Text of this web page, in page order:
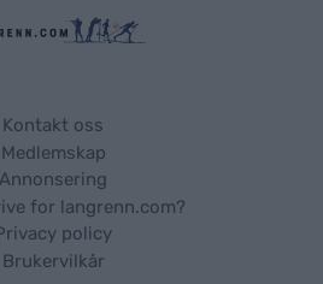
Kontakt oss
Medlemskap
Annonsering
for langrenn.com?
policy
Brukervilkår